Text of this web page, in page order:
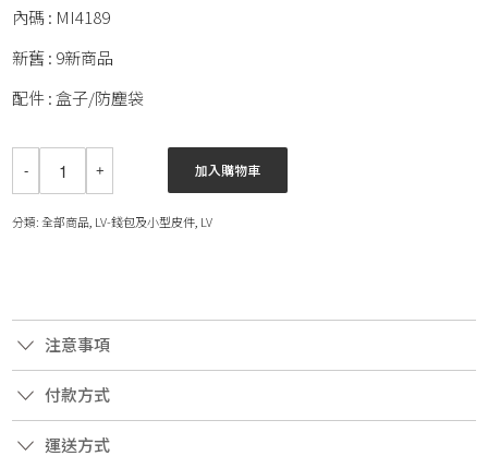
內碼 : MI4189
新舊 : 9新商品
配件 : 盒子/防塵袋
加入購物車
分類:全部商品 LV-錢包及小型皮件 LV
注意事項
付款方式
運送方式